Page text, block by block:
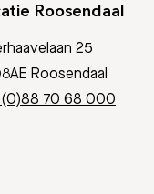
Roosendaal
25
Roosendaal
(0)88 70 68 000